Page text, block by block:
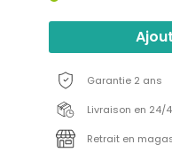
Garantie 2 ans
Livraison en 24/
Retrait en